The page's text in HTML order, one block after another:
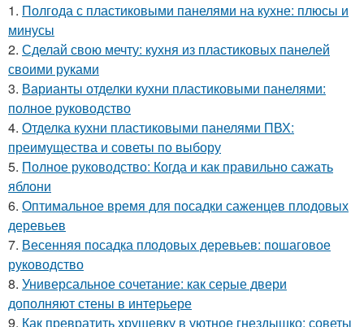
1. Полгода с пластиковыми панелями на кухне: плюсы и
минусы
2. Сделай свою мечту: кухня из пластиковых панелей
своими руками
3. Варианты отделки кухни пластиковыми панелями:
полное руководство
4. Отделка кухни пластиковыми панелями ПВХ:
преимущества и советы по выбору
5. Полное руководство: Когда и как правильно сажать
яблони
6. Оптимальное время для посадки саженцев плодовых
деревьев
7. Весенняя посадка плодовых деревьев: пошаговое
руководство
8. Универсальное сочетание: как серые двери
дополняют стены в интерьере
9. Как превратить хрущевку в уютное гнездышко: советы